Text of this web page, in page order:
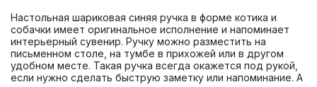
Настольная шариковая синяя ручка в форме котика и
собачки имеет оригинальное исполнение и напоминает
интерьерный сувенир. Ручку можно разместить на
письменном столе, на тумбе в прихожей или в другом
удобном месте. Такая ручка всегда окажется под рукой,
если нужно сделать быструю заметку или напоминание. А